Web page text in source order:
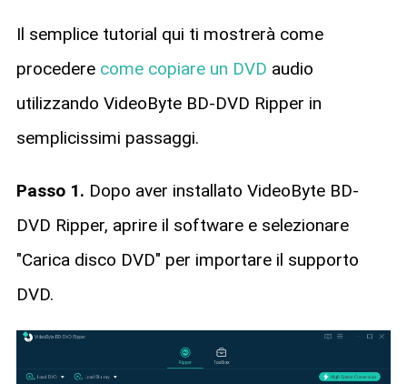
Il semplice tutorial qui ti mostrerà come
procedere come copiare un DVD audio
utilizzando VideoByte BD-DVD Ripper in
semplicissimi passaggi.
Passo 1. Dopo aver installato VideoByte BD-
DVD Ripper, aprire il software e selezionare
"Carica disco DVD" per importare il supporto
DVD.